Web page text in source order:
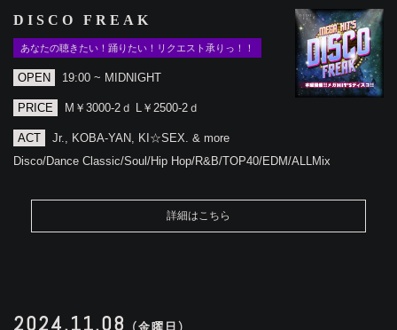
DISCO FREAK
あなたの聴きたい！踊りたい！リクエスト承りっ！！
OPEN 19:00 ~ MIDNIGHT
PRICE M￥3000-2ｄ L￥2500-2ｄ
ACT
Jr., KOBA-YAN, KI☆SEX. & more
Disco/Dance Classic/Soul/Hip Hop/R&B/TOP40/EDM/ALLMix
詳細はこちら
2024.11.08 (金曜日)